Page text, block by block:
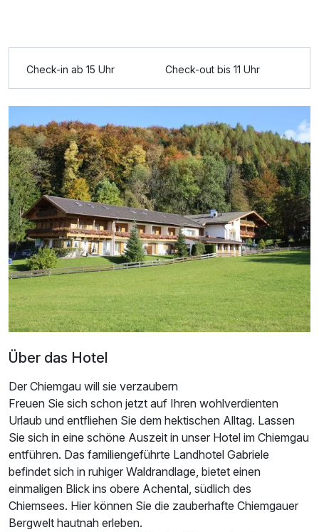
Für 6 Tage p.P. ab875,00 €
Doppelzimmer Deluxe
2 Erwachsene und 2 Kinder
Ausstattung
Check-in ab 15 Uhr Check-out bis 11 Uhr
Über das Hotel
Der Chiemgau will sie verzaubern
Freuen Sie sich schon jetzt auf Ihren wohlverdienten
Urlaub und entfliehen Sie dem hektischen Alltag. Lassen
Sie sich in eine schöne Auszeit in unser Hotel im Chiemgau
entführen. Das familiengeführte Landhotel Gabriele
befindet sich in ruhiger Waldrandlage, bietet einen
einmaligen Blick ins obere Achental, südlich des
Chiemsees. Hier können Sie die zauberhafte Chiemgauer
Bergwelt hautnah erleben.